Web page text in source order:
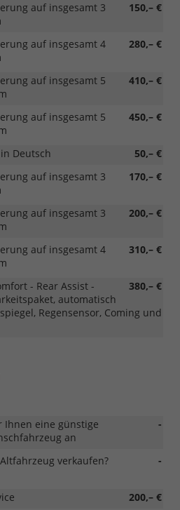
150,– €
auf insgesamt 3
280,– €
auf insgesamt 4
410,– €
auf insgesamt 5
450,– €
auf insgesamt 5
50,– €
Deutsch
170,– €
auf insgesamt 3
200,– €
auf insgesamt 3
310,– €
auf insgesamt 4
380,– €
- Rear Assist -
automatisch
Regensensor, Coming und
-
Ihnen eine günstige
an
-
verkaufen?
200,– €